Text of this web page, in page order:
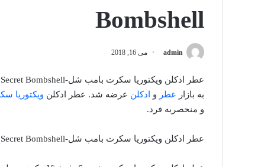
Bombshell
admin می 16, 2018
به بازار عطر و ادکلن عرضه شد. عطر ادکلن ویکتوریا
و منحصربه فرد.
عطر ادکلن ویکتوریا سکرت بامب شل-Victoria Secret Bombshell